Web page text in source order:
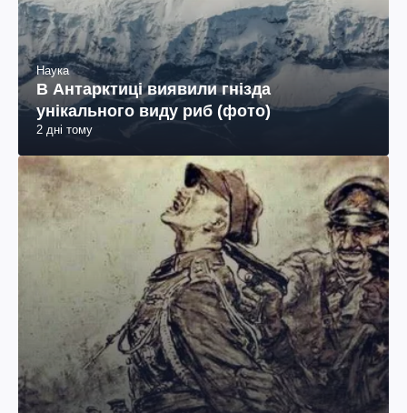
Наука
В Антарктиці виявили гнізда
унікального виду риб (фото)
2 дні тому